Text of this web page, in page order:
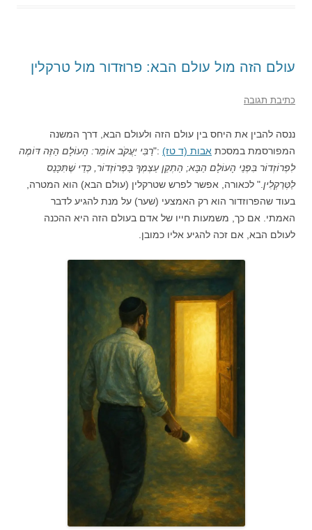
עולם הזה מול עולם הבא: פרוזדור מול טרקלין
כתיבת תגובה
ננסה להבין את היחס בין עולם הזה ולעולם הבא, דרך המשנה
המפורסמת במסכת אבות (ד טז) :"רַבִּי יַעֲקֹב אוֹמֵר: הָעוֹלָם הַזֶּה דּוֹמֶה
לִפְרוֹזְדוֹר בִּפְנֵי הָעוֹלָם הַבָּא; הַתְקֵן עַצְמְךָ בַּפְּרוֹזְדוֹר, כְּדֵי שֶׁתִּכָּנֵס
לַטְּרַקְלִין ." לכאורה, אפשר לפרש שטרקלין (עולם הבא) הוא המטרה,
בעוד שהפרוזדור הוא רק האמצעי (שער) על מנת להגיע לדבר
האמתי. אם כך, משמעות חייו של אדם בעולם הזה היא ההכנה
לעולם הבא, אם זכה להגיע אליו כמובן.